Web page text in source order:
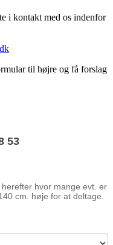
i kontakt med os indenfor
til højre og få forslag
53
hvor mange evt. er
cm. høje for at deltage.